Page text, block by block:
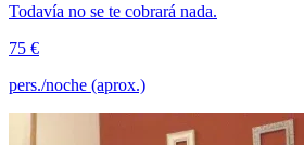
Todavía no se te cobrará nada.
75 €
pers./noche (aprox.)